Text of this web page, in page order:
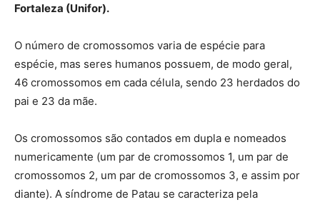
Fortaleza (Unifor).
O número de cromossomos varia de espécie para
espécie, mas seres humanos possuem, de modo geral,
46 cromossomos em cada célula, sendo 23 herdados do
pai e 23 da mãe.
Os cromossomos são contados em dupla e nomeados
numericamente (um par de cromossomos 1, um par de
cromossomos 2, um par de cromossomos 3, e assim por
diante). A síndrome de Patau se caracteriza pela